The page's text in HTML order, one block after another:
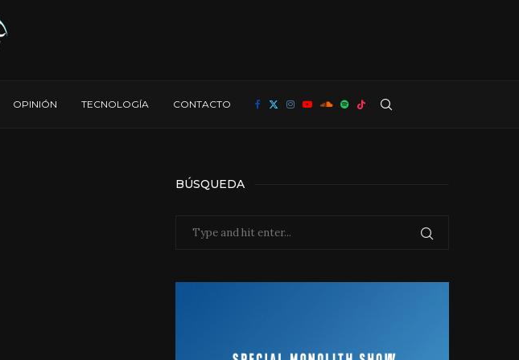
OPINIÓN TECNOLOGÍA CONTACTO
BÚSQUEDA